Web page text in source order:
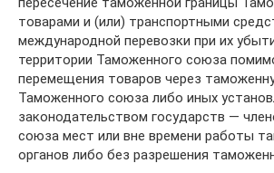
товарами и (или) транспортными
международной перевозки при их
территории Таможенного союза
перемещения товаров через
Таможенного союза либо иных
законодательством государств —
союза мест или вне времени работы
органов либо без разрешения